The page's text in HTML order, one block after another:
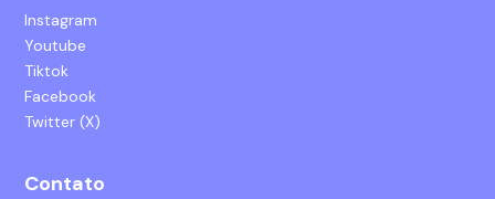
Instagram
Youtube
Tiktok
Facebook
Twitter (X)
Contato